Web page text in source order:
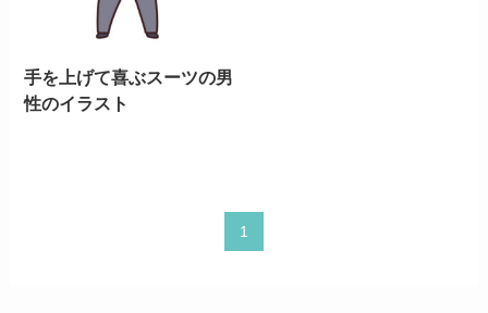
手を上げて喜ぶスーツの男
性のイラスト
1